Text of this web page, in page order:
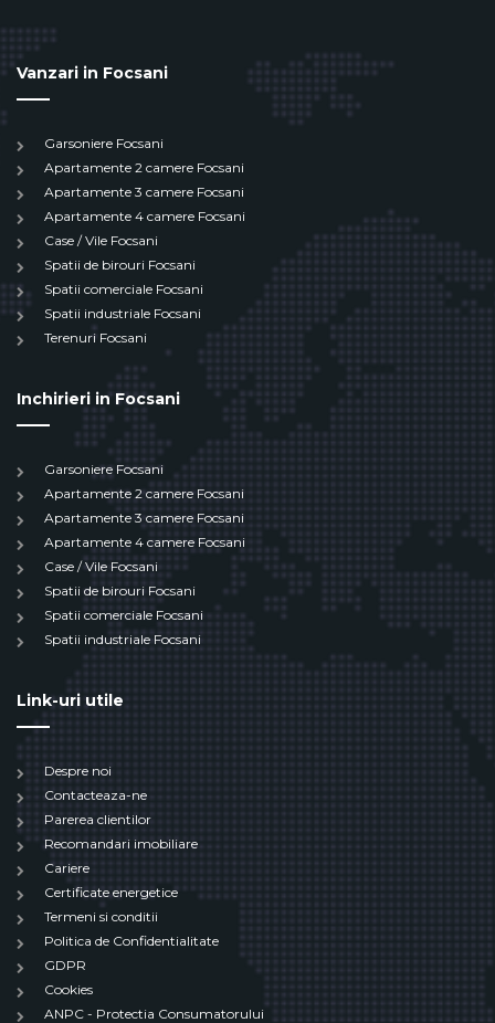
Vanzari in Focsani
Garsoniere Focsani
Apartamente 2 camere Focsani
Apartamente 3 camere Focsani
Apartamente 4 camere Focsani
Case / Vile Focsani
Spatii de birouri Focsani
Spatii comerciale Focsani
Spatii industriale Focsani
Terenuri Focsani
Inchirieri in Focsani
Garsoniere Focsani
Apartamente 2 camere Focsani
Apartamente 3 camere Focsani
Apartamente 4 camere Focsani
Case / Vile Focsani
Spatii de birouri Focsani
Spatii comerciale Focsani
Spatii industriale Focsani
Link-uri utile
Despre noi
Contacteaza-ne
Parerea clientilor
Recomandari imobiliare
Cariere
Certificate energetice
Termeni si conditii
Politica de Confidentialitate
GDPR
Cookies
ANPC - Protectia Consumatorului